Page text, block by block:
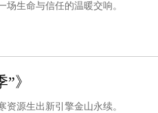
生命与信任的温暖交响。
》
源生出新引擎金山永续。